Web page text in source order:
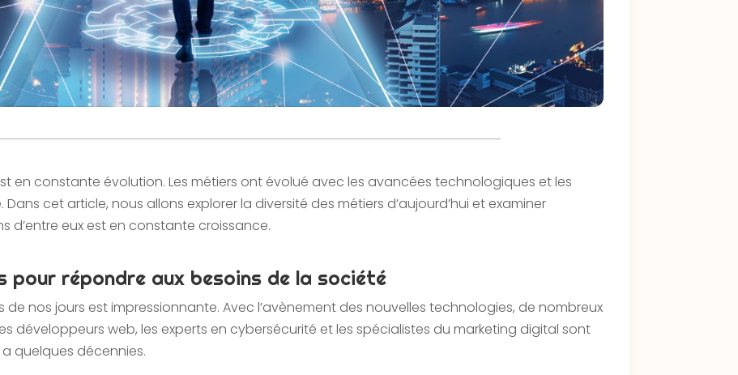
en constante évolution. Les métiers ont évolué avec les avancées technologiques et les
cet article, nous allons explorer la diversité des métiers d’aujourd’hui et examiner
d’entre eux est en constante croissance.
pour répondre aux besoins de la société
de nos jours est impressionnante. Avec l’avènement des nouvelles technologies, de nombreux
développeurs web, les experts en cybersécurité et les spécialistes du marketing digital sont
a quelques décennies.